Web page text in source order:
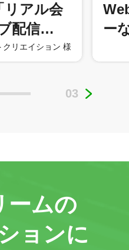
リアル会
配信…
リエイション 様
ー
03
ームの
ョンに